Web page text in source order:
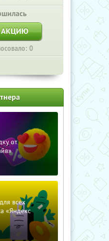
АКЦИЮ
0
от
всех
«Яндекс